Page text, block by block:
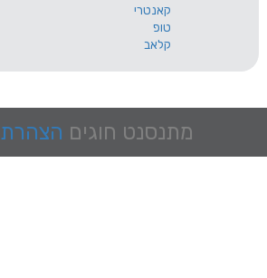
מתנסנט חוגים הצהרת נגישות